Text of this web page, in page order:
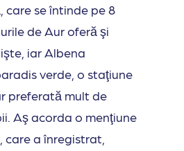
care se întinde pe 8
de Aur oferă şi
iar Albena
verde, o staţiune
preferată mult de
Aş acorda o menţiune
care a înregistrat,